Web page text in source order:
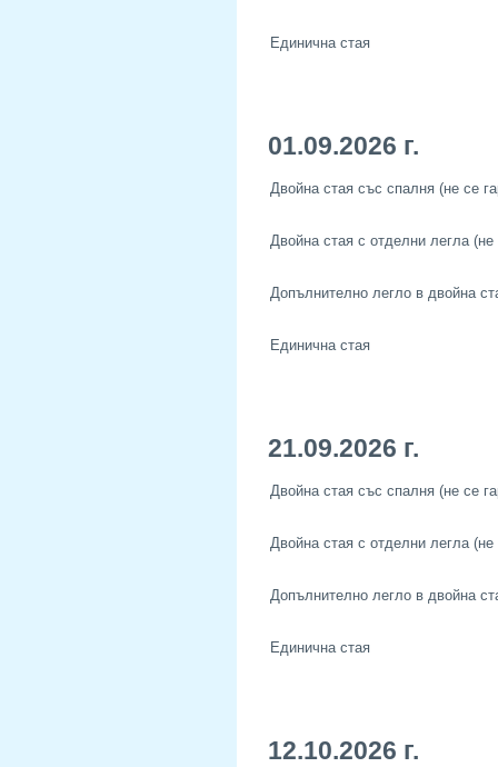
Единична стая
01.09.2026 г.
Двойна стая със спалня (не се
Двойна стая с отделни легла (не
Допълнително легло в двойна
Единична стая
21.09.2026 г.
Двойна стая със спалня (не се
Двойна стая с отделни легла (не
Допълнително легло в двойна
Единична стая
12.10.2026 г.